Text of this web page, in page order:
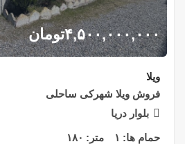
۴,۵۰۰,۰۰۰,۰۰۰تومان
ویلا
فروش ویلا شهرکی ساحلی
بلوار دریا
حمام ها: ۱ متر: ۱۸۰